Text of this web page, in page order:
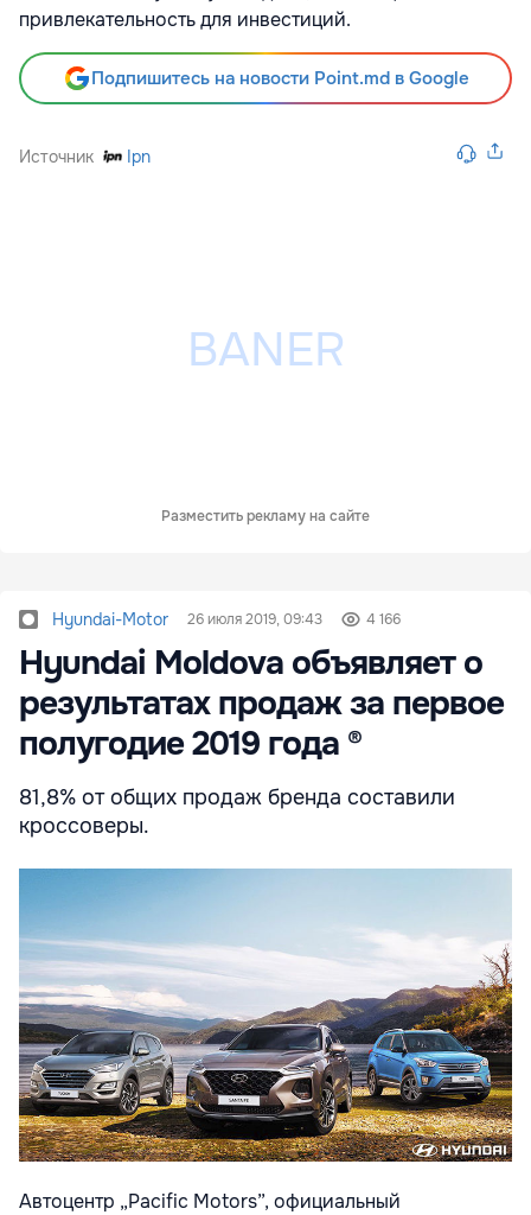
привлекательность для инвестиций.
Подпишитесь на новости Point.md в Google
Источник Ipn
Разместить рекламу на сайте
Hyundai-Motor 26 июля 2019, 09:43 4 166
Hyundai Moldova объявляет о
результатах продаж за первое
полугодие 2019 года ®
81,8% от общих продаж бренда составили
кроссоверы.
Автоцентр „Pacific Motors”, официальный